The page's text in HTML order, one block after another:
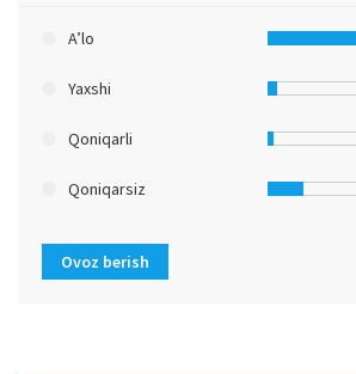
A’lo
Yaxshi
Qoniqarli
Qoniqarsiz
Ovoz berish